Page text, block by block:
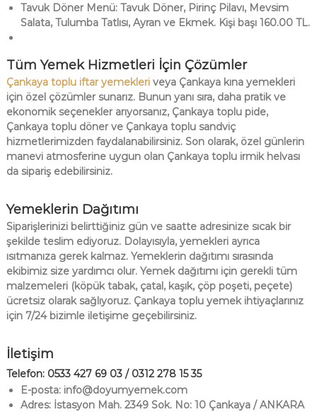
Tavuk Döner Menü: Tavuk Döner, Pirinç Pilavı, Mevsim
Salata, Tulumba Tatlısı, Ayran ve Ekmek. Kişi başı 160.00 TL.
Tüm Yemek Hizmetleri İçin Çözümler
Çankaya toplu iftar yemekleriveya Çankaya kına yemekleri
için özel çözümler sunarız. Bunun yanı sıra, daha pratik ve
ekonomik seçenekler arıyorsanız, Çankaya toplu pide,
Çankaya toplu döner ve Çankaya toplu sandviç
hizmetlerimizden faydalanabilirsiniz. Son olarak, özel günlerin
manevi atmosferine uygun olan Çankaya toplu irmik helvası
da sipariş edebilirsiniz.
Yemeklerin Dağıtımı
Siparişlerinizi belirttiğiniz gün ve saatte adresinize sıcak bir
şekilde teslim ediyoruz. Dolayısıyla, yemekleri ayrıca
ısıtmanıza gerek kalmaz. Yemeklerin dağıtımı sırasında
ekibimiz size yardımcı olur. Yemek dağıtımı için gerekli tüm
malzemeleri (köpük tabak, çatal, kaşık, çöp poşeti, peçete)
ücretsiz olarak sağlıyoruz. Çankaya toplu yemek ihtiyaçlarınız
için 7/24 bizimle iletişime geçebilirsiniz.
İletişim
Telefon: 0533 427 69 03 / 0312 278 15 35
E-posta: info@doyumyemek.com
Adres: İstasyon Mah. 2349 Sok. No: 10 Çankaya / ANKARA